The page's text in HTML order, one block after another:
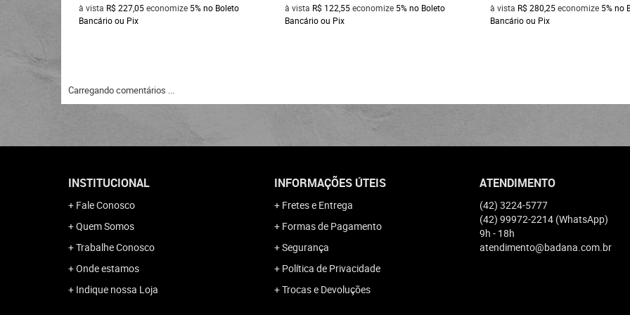
à vista R$ 227,05economize 5%no Boleto
Bancário ou Pix
à vista R$ 122,55economize 5% no Boleto
Bancário ou Pix
à vista R$ 280,25economize 5%no
Bancário ou Pix
Carregando comentários ...
INSTITUCIONAL
Fale Conosco
Quem Somos
Trabalhe Conosco
Onde estamos
Indique nossa Loja
INFORMAÇÕES ÚTEIS
Fretes e Entrega
Formas de Pagamento
Segurança
Política de Privacidade
Trocas e Devoluções
ATENDIMENTO
(42) 3224-5777
(42) 99972-2214 (WhatsApp)
9h - 18h
atendimento@badana.com.br